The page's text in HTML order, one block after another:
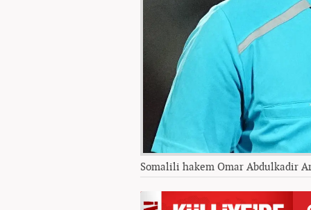
Somalili hakem Omar Abdulkadir